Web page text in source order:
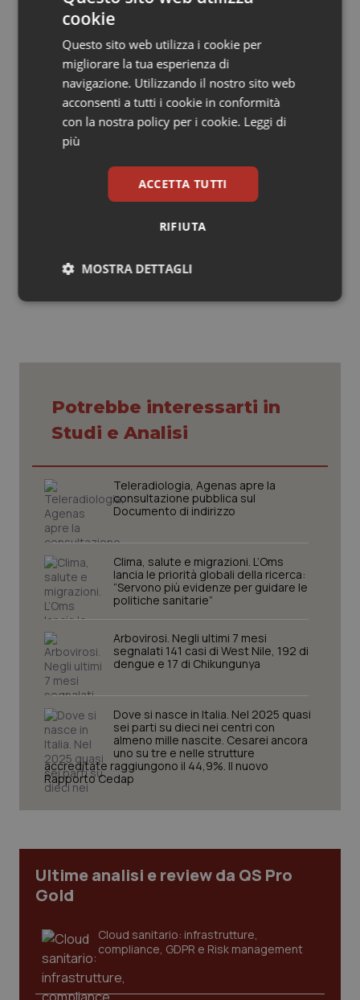
sanità, già precaria per suo conto, e evitare così che
alla stessa non rimanga che “attaccarsi alla canna del
gas”, con conseguenze omicidiarie per la collettività
sofferente. Il tutto con conseguente adeguamento
dei DRG per garantire il corretto funzionamento anche
della spedalità privata.
Ettore Jorio
Università della Calabria
© Riproduzione riservata
Potrebbe interessarti in
Studi e Analisi
Teleradiologia, Agenas apre la
consultazione pubblica sul
Documento di indirizzo
Clima, salute e migrazioni. L’Oms
lancia le priorità globali della ricerca:
“Servono più evidenze per guidare le
politiche sanitarie”
Arbovirosi. Negli ultimi 7 mesi
segnalati 141 casi di West Nile, 192 di
dengue e 17 di Chikungunya
Dove si nasce in Italia. Nel 2025 quasi
sei parti su dieci nei centri con
almeno mille nascite. Cesarei ancora
uno su tre e nelle strutture
accreditate raggiungono il 44,9%. Il nuovo
Rapporto Cedap
Ultime analisi e review da QS Pro
Gold
Cloud sanitario: infrastrutture,
compliance, GDPR e Risk management
cookie
Questo sito web utilizza i cookie per
migliorare la tua esperienza di
navigazione. Utilizzando il nostro sito web
acconsenti a tutti i cookie in conformità
con la nostra policy per i cookie. Leggi di
più
ACCETTA TUTTI
RIFIUTA
MOSTRA DETTAGLI
Necessari Statistici Marketing
Necessari Statistici Marketing
navigazione sulle pagine e l'accesso alle aree
protette del sito. Il sito web non è in grado di
funzionare correttamente senza questi cookie.
Nome
VISITOR_PRIVACY_METADATA
YouTube
.youtube.com